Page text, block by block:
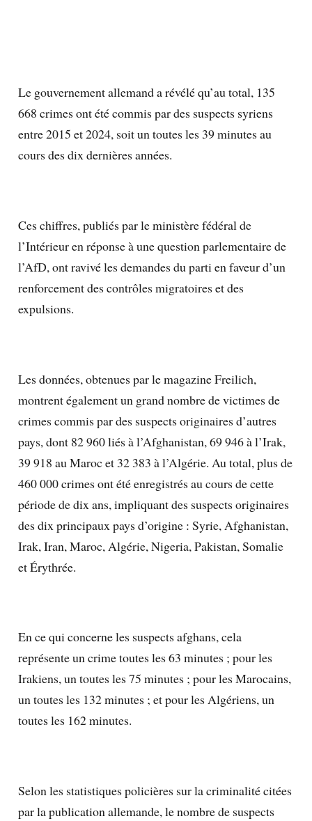
Le gouvernement allemand a révélé qu’au total, 135
668 crimes ont été commis par des suspects syriens
entre 2015 et 2024, soit un toutes les 39 minutes au
cours des dix dernières années.
Ces chiffres, publiés par le ministère fédéral de
l’Intérieur en réponse à une question parlementaire de
l’AfD, ont ravivé les demandes du parti en faveur d’un
renforcement des contrôles migratoires et des
expulsions.
Les données, obtenues par le magazine Freilich,
montrent également un grand nombre de victimes de
crimes commis par des suspects originaires d’autres
pays, dont 82 960 liés à l’Afghanistan, 69 946 à l’Irak,
39 918 au Maroc et 32 383 à l’Algérie. Au total, plus de
460 000 crimes ont été enregistrés au cours de cette
période de dix ans, impliquant des suspects originaires
des dix principaux pays d’origine : Syrie, Afghanistan,
Irak, Iran, Maroc, Algérie, Nigeria, Pakistan, Somalie
et Érythrée.
En ce qui concerne les suspects afghans, cela
représente un crime toutes les 63 minutes ; pour les
Irakiens, un toutes les 75 minutes ; pour les Marocains,
un toutes les 132 minutes ; et pour les Algériens, un
toutes les 162 minutes.
Selon les statistiques policières sur la criminalité citées
par la publication allemande, le nombre de suspects